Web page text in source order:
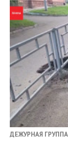
ДЕЖУРНАЯ ГРУППА